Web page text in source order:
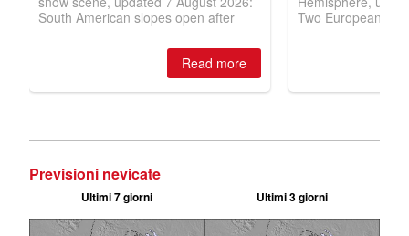
Previsioni nevicate
Ultimi 7 giorni Ultimi 3 giorni